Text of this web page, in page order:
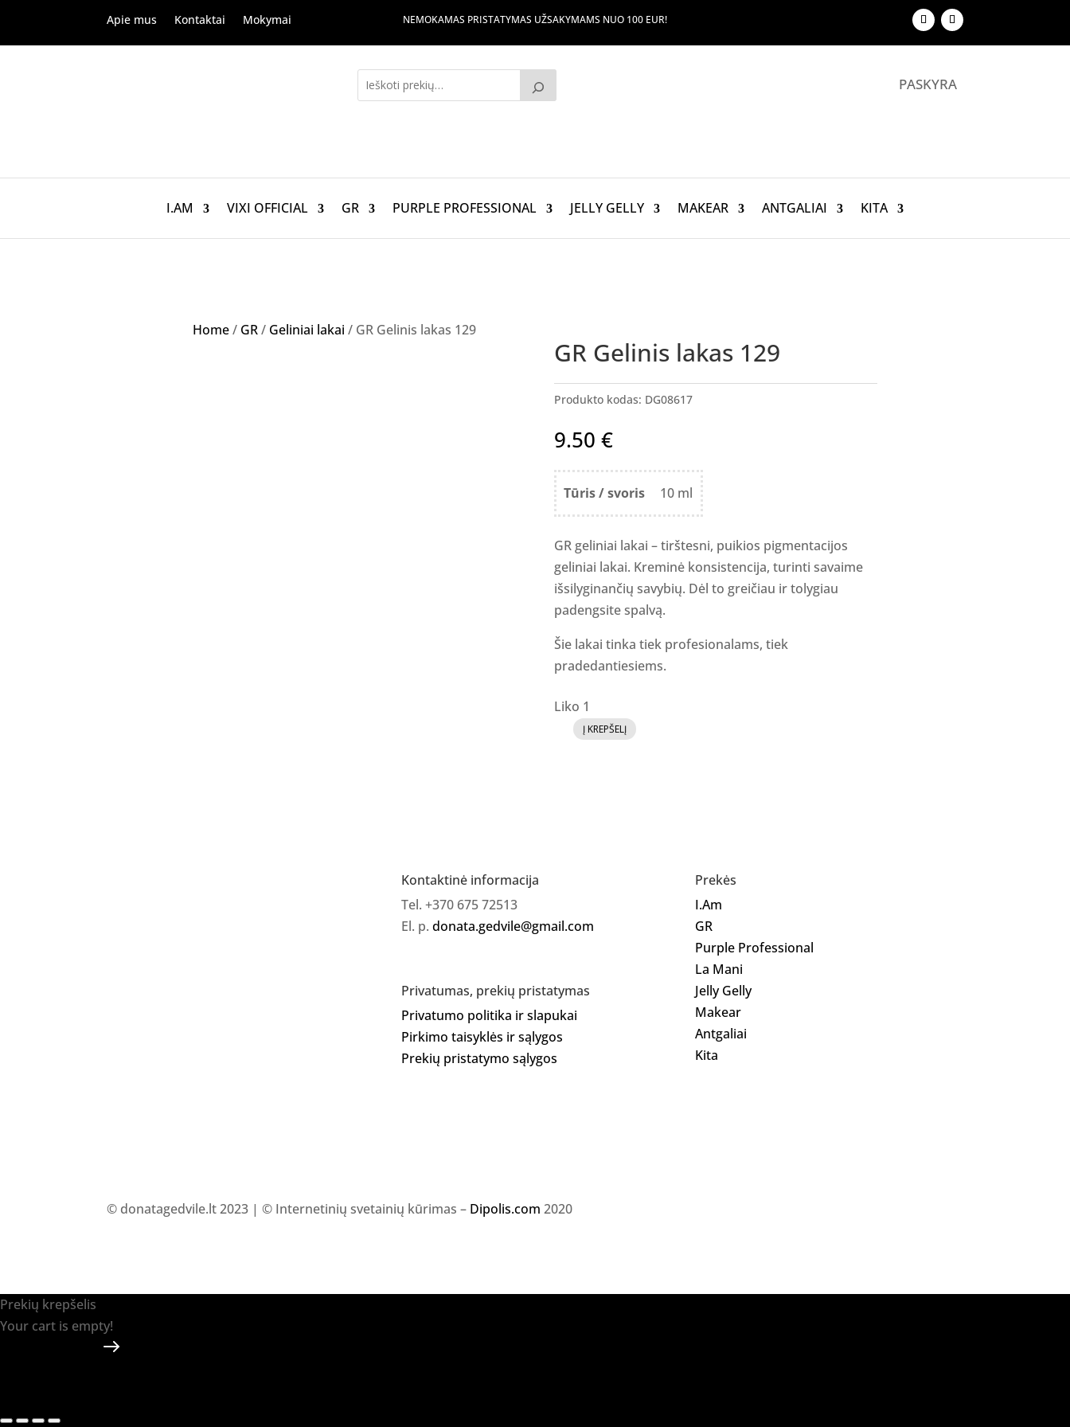
Apie mus Kontaktai Mokymai NEMOKAMAS PRISTATYMAS UŽSAKYMAMS NUO 100 EUR!
PASKYRA
I.AM VIXI OFFICIAL GR PURPLE PROFESSIONAL JELLY GELLY MAKEAR ANTGALIAI KITA
Home/ GR/ Geliniai lakai / GR Gelinis lakas 129
GR Gelinis lakas 129
Produkto kodas: DG08617
9.50 €
Tūris / svoris 10 ml
GR geliniai lakai – tirštesni, puikios pigmentacijos
geliniai lakai. Kreminė konsistencija, turinti savaime
išsilyginančių savybių. Dėl to greičiau ir tolygiau
padengsite spalvą.
Šie lakai tinka tiek profesionalams, tiek
pradedantiesiems.
Liko 1
produkto
Į KREPŠELĮ
Kontaktinė informacija
Tel. +370 675 72513
El. p. donata.gedvile@gmail.com
Privatumas, prekių pristatymas
Privatumo politika ir slapukai
Pirkimo taisyklės ir sąlygos
Prekių pristatymo sąlygos
Prekės
I.Am
GR
Purple Professional
La Mani
Jelly Gelly
Makear
Antgaliai
Kita
© donatagedvile.lt 2023 | © Internetinių svetainių kūrimas – Dipolis.com 2020
Prekių krepšelis
Your cart is empty!